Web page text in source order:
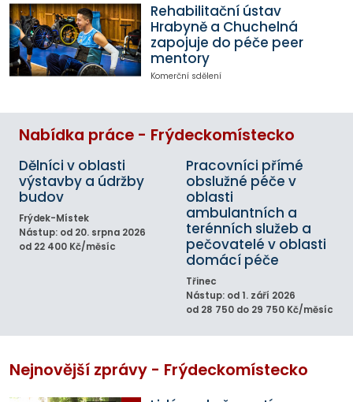
Rehabilitační ústav
Hrabyně a Chuchelná
zapojuje do péče peer
mentory
Komerční sdělení
Nabídka práce - Frýdeckomístecko
Dělníci v oblasti
výstavby a údržby
budov
Frýdek-Místek
Nástup: od 20. srpna 2026
od 22 400 Kč/měsíc
Pracovníci přímé
obslužné péče v
oblasti
ambulantních a
terénních služeb a
pečovatelé v oblasti
domácí péče
Třinec
Nástup: od 1. září 2026
od 28 750 do 29 750 Kč/měsíc
Nejnovější zprávy - Frýdeckomístecko